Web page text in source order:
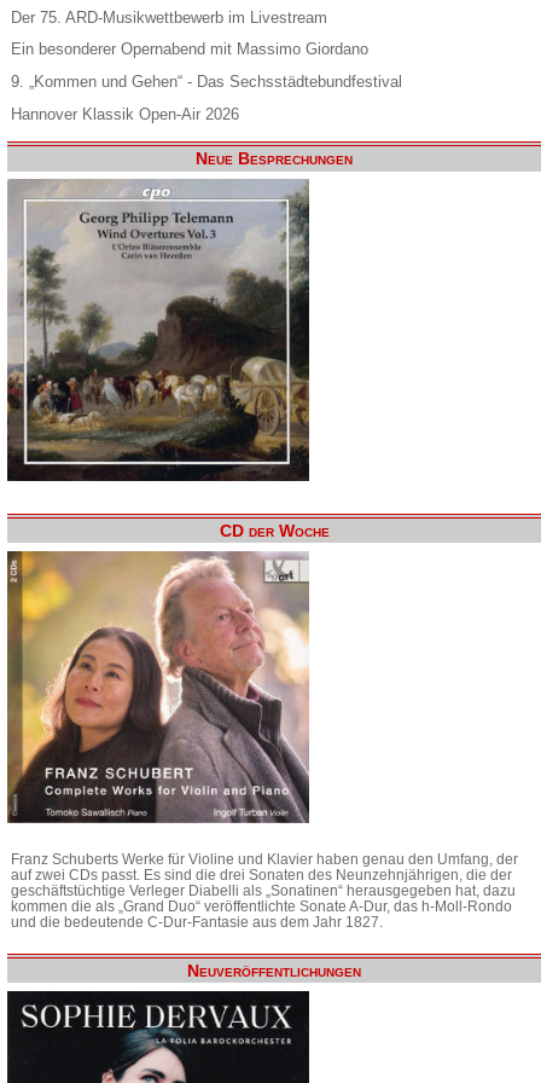
Der 75. ARD-Musikwettbewerb im Livestream
Ein besonderer Opernabend mit Massimo Giordano
9. „Kommen und Gehen“ - Das Sechsstädtebundfestival
Hannover Klassik Open-Air 2026
Neue Besprechungen
CD der Woche
Franz Schuberts Werke für Violine und Klavier haben genau den Umfang, der
auf zwei CDs passt. Es sind die drei Sonaten des Neunzehnjährigen, die der
geschäftstüchtige Verleger Diabelli als „Sonatinen“ herausgegeben hat, dazu
kommen die als „Grand Duo“ veröffentlichte Sonate A-Dur, das h-Moll-Rondo
und die bedeutende C-Dur-Fantasie aus dem Jahr 1827.
Neuveröffentlichungen